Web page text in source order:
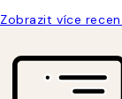
Zobrazit více